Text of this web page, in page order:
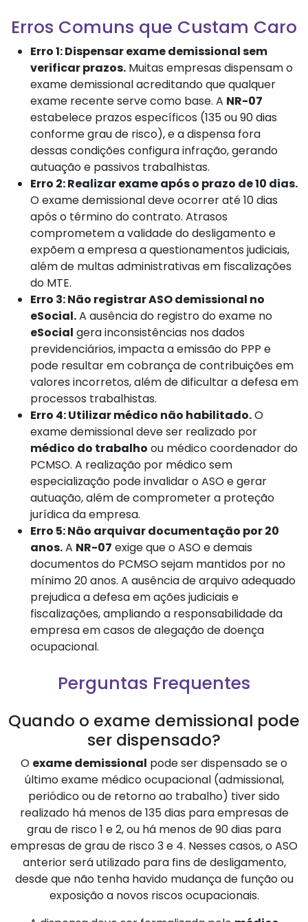
Erros Comuns que Custam Caro
Erro 1: Dispensar exame demissional sem
verificar prazos. Muitas empresas dispensam o
exame demissional acreditando que qualquer
exame recente serve como base. A NR-07
estabelece prazos específicos (135 ou 90 dias
conforme grau de risco), e a dispensa fora
dessas condições configura infração, gerando
autuação e passivos trabalhistas.
Erro 2: Realizar exame após o prazo de 10 dias.
O exame demissional deve ocorrer até 10 dias
após o término do contrato. Atrasos
comprometem a validade do desligamento e
expõem a empresa a questionamentos judiciais,
além de multas administrativas em fiscalizações
do MTE.
Erro 3: Não registrar ASO demissional no
eSocial.A ausência do registro do exame no
eSocial gera inconsistências nos dados
previdenciários, impacta a emissão do PPP e
pode resultar em cobrança de contribuições em
valores incorretos, além de dificultar a defesa em
processos trabalhistas.
Erro 4: Utilizar médico não habilitado.O
exame demissional deve ser realizado por
médico do trabalho ou médico coordenador do
PCMSO. A realização por médico sem
especialização pode invalidar o ASO e gerar
autuação, além de comprometer a proteção
jurídica da empresa.
Erro 5: Não arquivar documentação por 20
anos.A NR-07 exige que o ASO e demais
documentos do PCMSO sejam mantidos por no
mínimo 20 anos. A ausência de arquivo adequado
prejudica a defesa em ações judiciais e
fiscalizações, ampliando a responsabilidade da
empresa em casos de alegação de doença
ocupacional.
Perguntas Frequentes
Quando o exame demissional pode
ser dispensado?
O exame demissional pode ser dispensado se o
último exame médico ocupacional (admissional,
periódico ou de retorno ao trabalho) tiver sido
realizado há menos de 135 dias para empresas de
grau de risco 1 e 2, ou há menos de 90 dias para
empresas de grau de risco 3 e 4. Nesses casos, o ASO
anterior será utilizado para fins de desligamento,
desde que não tenha havido mudança de função ou
exposição a novos riscos ocupacionais.